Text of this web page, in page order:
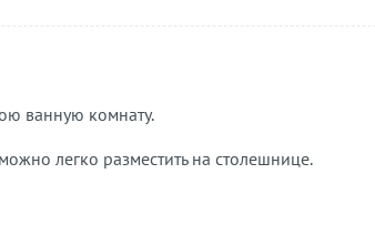
ванную комнату.
легко разместить на столешнице.